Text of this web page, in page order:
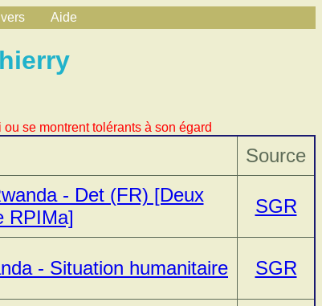
Aide
se montrent tolérants à son égard
Source
- Det (FR) [Deux
RPIMa]
SGR
- Situation humanitaire SGR